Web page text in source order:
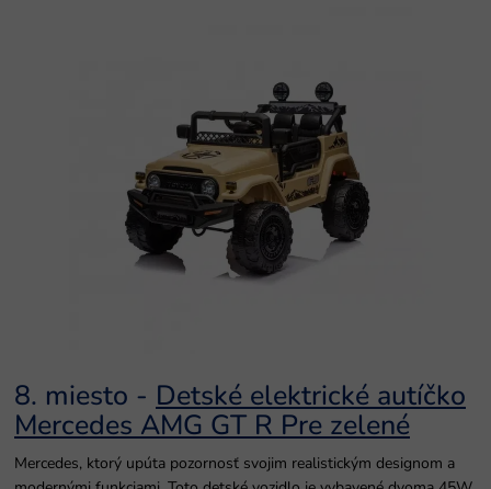
8. miesto - Detské elektrické autíčko
Mercedes AMG GT R Pre zelené
Mercedes, ktorý upúta pozornosť svojim realistickým designom a